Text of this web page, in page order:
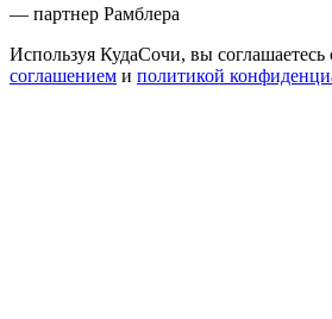
— партнер Рамблера
Используя КудаСочи, вы соглашаетесь
соглашением и политикой